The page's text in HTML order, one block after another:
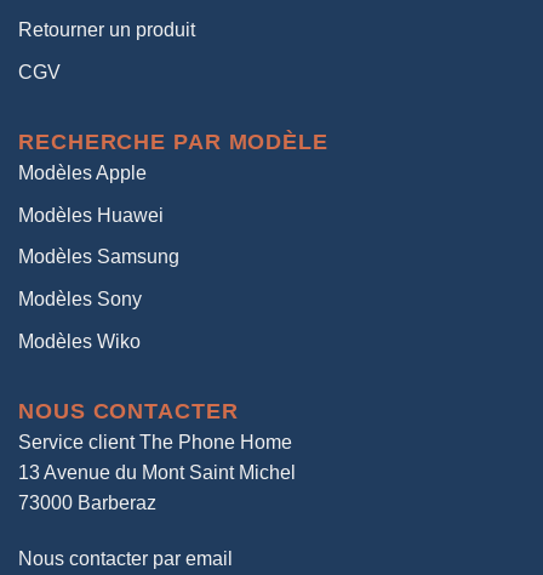
Retourner un produit
CGV
RECHERCHE PAR MODÈLE
Modèles Apple
Modèles Huawei
Modèles Samsung
Modèles Sony
Modèles Wiko
NOUS CONTACTER
Service client The Phone Home
13 Avenue du Mont Saint Michel
73000 Barberaz
Nous contacter par email